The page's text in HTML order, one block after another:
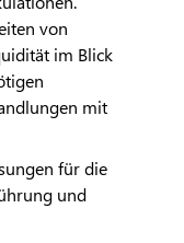
von
im Blick
mit
für die
und